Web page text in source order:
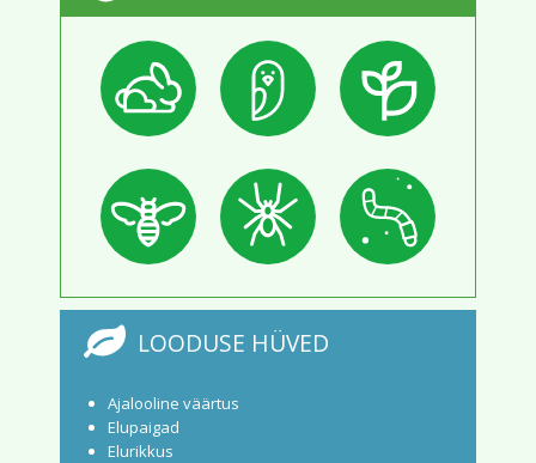
LOODUSE HÜVED
Ajalooline väärtus
Elupaigad
Elurikkus